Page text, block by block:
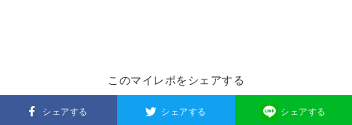
このマイレポをシェアする
シェアする シェアする シェアする